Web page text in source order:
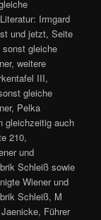
Irmgard
und jetzt, Seite
gleiche
weitere
III,
gleiche
Pelka
gleichzeitig auch
210,
und
Schleiß sowie
Wiener und
Schleiß, M
Führer